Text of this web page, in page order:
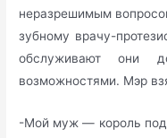
неразрешимым
зубному врачу-
обслуживают они
возможностями. Мэр
-Мой муж — король